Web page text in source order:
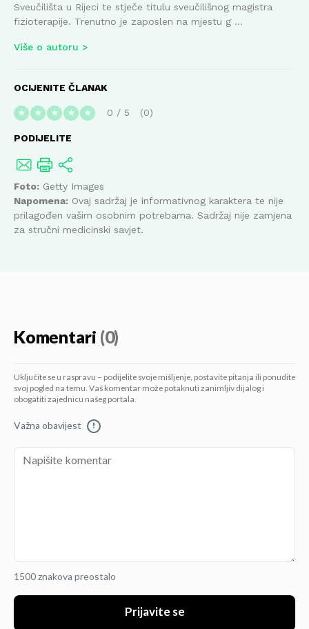
Sveučilišta u Rijeci te stječe titulu sveučilišnog magistra
fizioterapije. Trenutno je zaposlen na mjestu g ...
Više o autoru
OCIJENITE ČLANAK
★ ★ ★ ★ ★ 0 / 5 0
PODIJELITE
Foto: Getty Images
Napomena: Ovaj sadržaj je informativnog karaktera te nije
prilagođen vašim osobnim potrebama. Sadržaj nije zamjena
za stručni medicinski savjet.
Komentari (0)
Uključite se u raspravu – podijelite svoje mišljenje, postavite pitanja ili ponudite
svoj pogled na temu. Vaš komentar može potaknuti zanimljiv dijalog i
obogatiti zajednicu našeg portala.
Važna obavijest !
1500 znakova preostalo
Prijavite se